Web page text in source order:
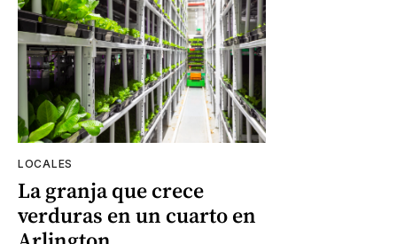
LOCALES
La granja que crece
verduras en un cuarto en